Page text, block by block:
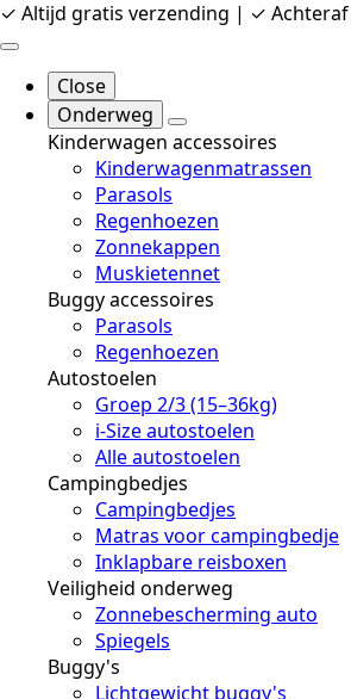
✓ Altijd gratis verzending | ✓
Close
Onderweg
Kinderwagen accessoires
Kinderwagenmatrassen
Parasols
Regenhoezen
Zonnekappen
Muskietennet
Buggy accessoires
Parasols
Regenhoezen
Autostoelen
Groep 2/3 (15–36kg)
i-Size autostoelen
Alle autostoelen
Campingbedjes
Campingbedjes
Matras voor campingbedje
Inklapbare reisboxen
Veiligheid onderweg
Zonnebescherming auto
Spiegels
Buggy's
Lichtgewicht buggy's